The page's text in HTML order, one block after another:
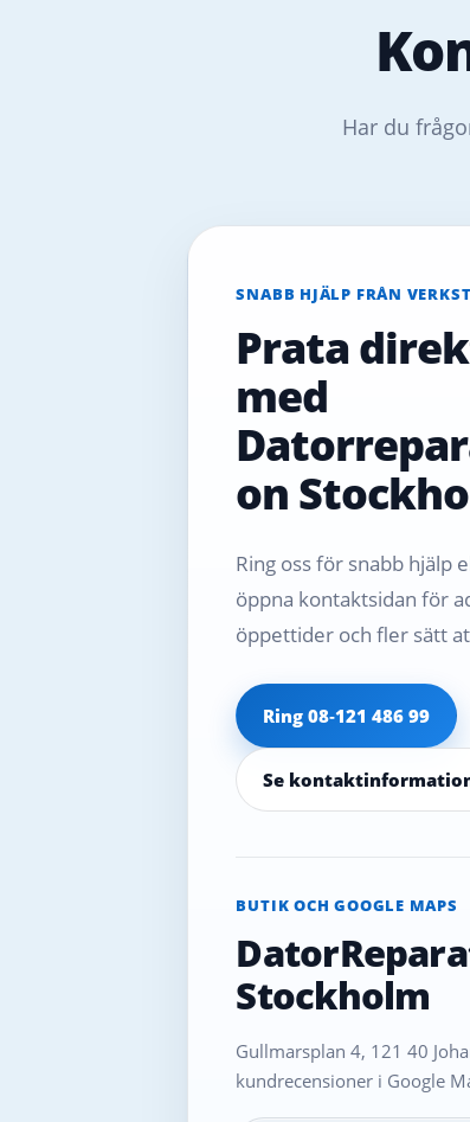
Har du
SNABB HJÄLP FRÅN
Prata
med
on
Ring oss för snabb hjälp
öppna kontaktsidan för
öppettider och fler sätt
Ring 08‑121 486 99
Se
BUTIK OCH GOOGLE MAPS
Stockholm
Gullmarsplan 4, 121 40
kundrecensioner i Google